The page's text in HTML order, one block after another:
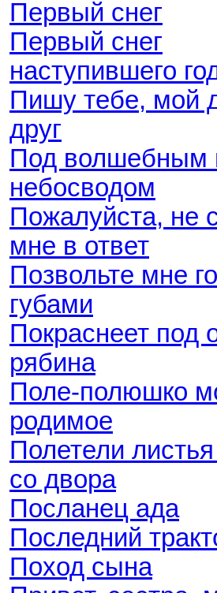
Первый снег
Первый снег
наступившего
Пишу тебе, мой
друг
Под волшебным
небосводом
Пожалуйста, не
мне в ответ
Позвольте мне
губами
Покраснеет под
рябина
Поле-полюшко
родимое
Полетели
со двора
Посланец ада
Последний
Поход сына